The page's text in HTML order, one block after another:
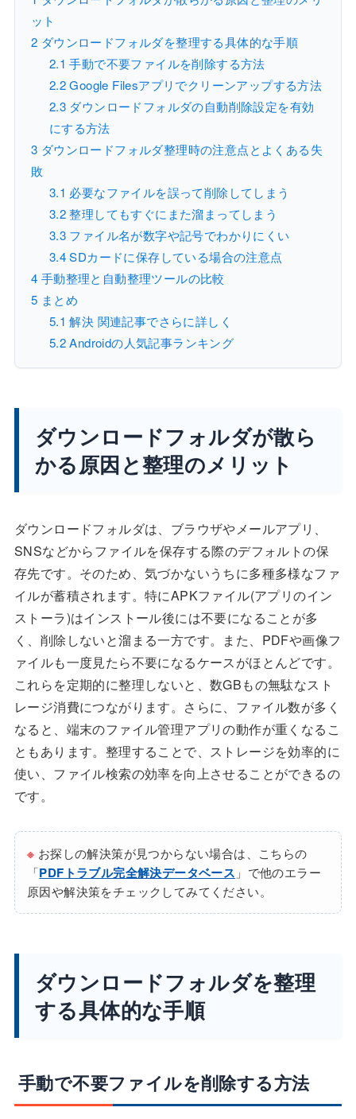
ット
2 ダウンロードフォルダを整理する具体的な手順
2.1 手動で不要ファイルを削除する方法
2.2Google Filesアプリでクリーンアップする方法
2.3ダウンロードフォルダの自動削除設定を有効
にする方法
3 ダウンロードフォルダ整理時の注意点とよくある失
敗
3.1 必要なファイルを誤って削除してしまう
3.2整理してもすぐにまた溜まってしまう
3.3ファイル名が数字や記号でわかりにくい
3.4SDカードに保存している場合の注意点
4 手動整理と自動整理ツールの比較
5 まとめ
5.1 解決 関連記事でさらに詳しく
5.2Androidの人気記事ランキング
ダウンロードフォルダが散ら
かる原因と整理のメリット
ダウンロードフォルダは、ブラウザやメールアプリ、
SNSなどからファイルを保存する際のデフォルトの保
存先です。そのため、気づかないうちに多種多様なファ
イルが蓄積されます。特にAPKファイル(アプリのイン
ストーラ)はインストール後には不要になることが多
く、削除しないと溜まる一方です。また、PDFや画像フ
ァイルも一度見たら不要になるケースがほとんどです。
これらを定期的に整理しないと、数GBもの無駄なスト
レージ消費につながります。さらに、ファイル数が多く
なると、端末のファイル管理アプリの動作が重くなるこ
ともあります。整理することで、ストレージを効率的に
使い、ファイル検索の効率を向上させることができるの
です。
※ お探しの解決策が見つからない場合は、こちらの
「PDFトラブル完全解決データベース 」で他のエラー
原因や解決策をチェックしてみてください。
ダウンロードフォルダを整理
する具体的な手順
手動で不要ファイルを削除する方法